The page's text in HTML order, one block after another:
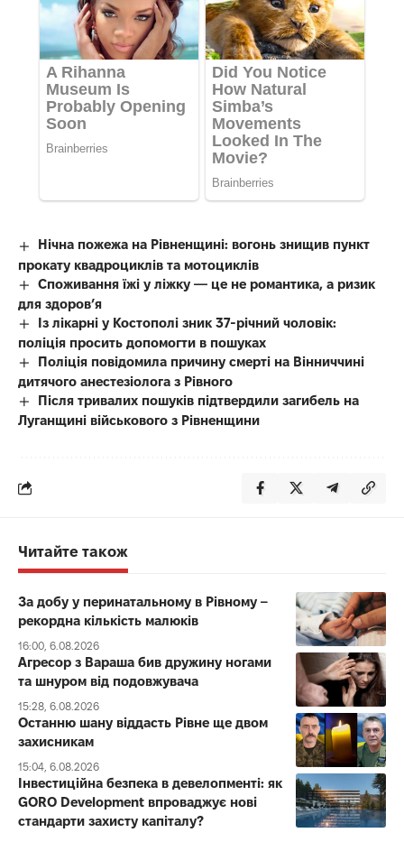
Нічна пожежа на Рівненщині: вогонь знищив пункт
прокату квадроциклів та мотоциклів
Споживання їжі у ліжку — це не романтика, а ризик
для здоров’я
Із лікарні у Костополі зник 37-річний чоловік:
поліція просить допомогти в пошуках
Поліція повідомила причину смерті на Вінниччині
дитячого анестезіолога з Рівного
Після тривалих пошуків підтвердили загибель на
Луганщині військового з Рівненщини
Читайте також
За добу у перинатальному в Рівному –
рекордна кількість малюків
16:00, 6.08.2026
Агресор з Вараша бив дружину ногами
та шнуром від подовжувача
15:28, 6.08.2026
Останню шану віддасть Рівне ще двом
захисникам
15:04, 6.08.2026
Інвестиційна безпека в девелопменті: як
GORO Development впроваджує нові
стандарти захисту капіталу?